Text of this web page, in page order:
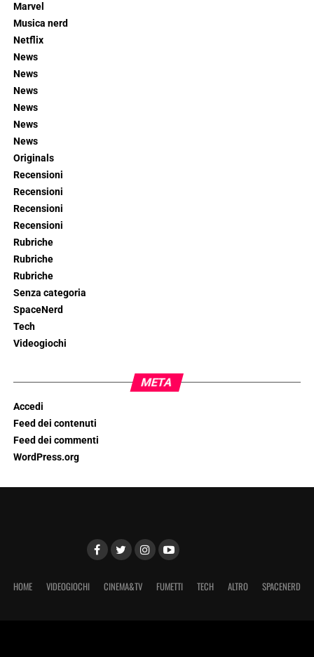
Marvel
Musica nerd
Netflix
News
News
News
News
News
News
Originals
Recensioni
Recensioni
Recensioni
Recensioni
Rubriche
Rubriche
Rubriche
Senza categoria
SpaceNerd
Tech
Videogiochi
META
Accedi
Feed dei contenuti
Feed dei commenti
WordPress.org
HOME VIDEOGIOCHI CINEMA&TV FUMETTI TECH ALTRO SPACENERD